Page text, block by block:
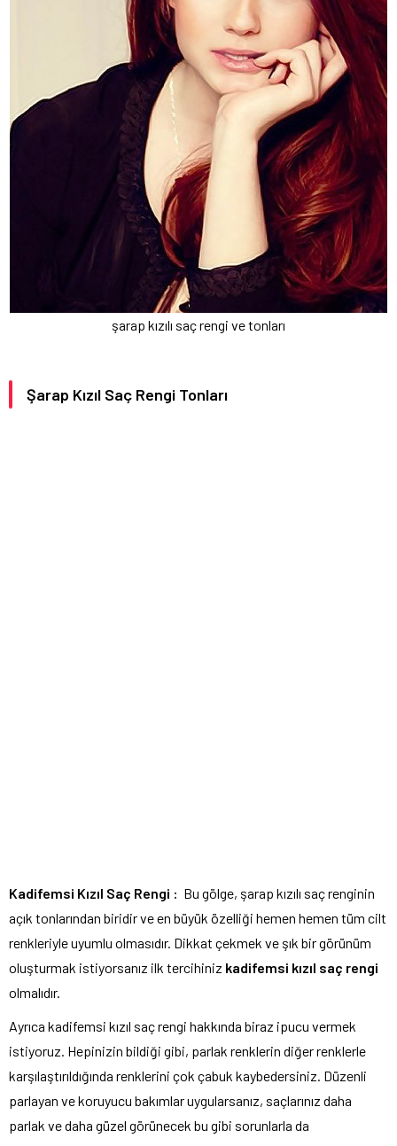
şarap kızılı saç rengi ve tonları
Şarap Kızıl Saç Rengi Tonları
Kadifemsi Kızıl Saç Rengi : Bu gölge, şarap kızılı saç renginin
açık tonlarından biridir ve en büyük özelliği hemen hemen tüm cilt
renkleriyle uyumlu olmasıdır. Dikkat çekmek ve şık bir görünüm
oluşturmak istiyorsanız ilk tercihiniz kadifemsi kızıl saç rengi
olmalıdır.
Ayrıca kadifemsi kızıl saç rengi hakkında biraz ipucu vermek
istiyoruz. Hepinizin bildiği gibi, parlak renklerin diğer renklerle
karşılaştırıldığında renklerini çok çabuk kaybedersiniz. Düzenli
parlayan ve koruyucu bakımlar uygularsanız, saçlarınız daha
parlak ve daha güzel görünecek bu gibi sorunlarla da